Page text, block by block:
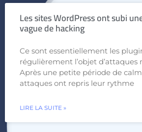
Les sites WordPress ont subi
vague de hacking
Ce sont essentiellement les
régulièrement l’objet d’attaques
Après une petite période de
attaques ont repris leur rythme
LIRE LA SUITE »